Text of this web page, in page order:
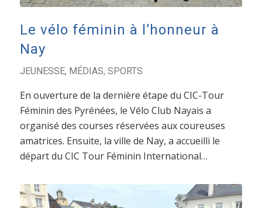
Le vélo féminin à l’honneur à
Nay
JEUNESSE, MÉDIAS, SPORTS
En ouverture de la dernière étape du CIC-Tour
Féminin des Pyrénées, le Vélo Club Nayais a
organisé des courses réservées aux coureuses
amatrices. Ensuite, la ville de Nay, a accueilli le
départ du CIC Tour Féminin International…